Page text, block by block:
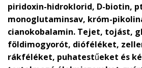
piridoxin-hidroklorid, D-biotin,
monoglutaminsav, króm-
cianokobalamin. Tejet, tojást,
földimogyorót, dióféléket,
rákféléket, puhatestűeket és